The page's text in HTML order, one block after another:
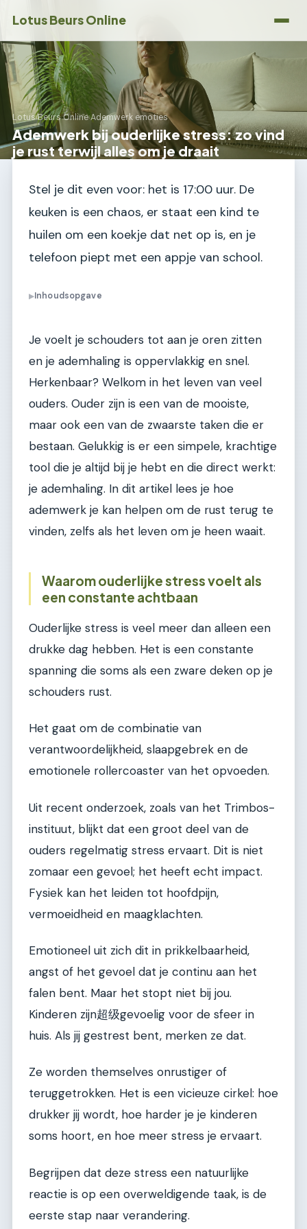
Lotus Beurs Online
Lotus Beurs Online›Ademwerk emoties
Ademwerk bij ouderlijke stress: zo vind
je rust terwijl alles om je draait
Stel je dit even voor: het is 17:00 uur. De
keuken is een chaos, er staat een kind te
huilen om een koekje dat net op is, en je
telefoon piept met een appje van school.
▶Inhoudsopgave
Je voelt je schouders tot aan je oren zitten
en je ademhaling is oppervlakkig en snel.
Herkenbaar? Welkom in het leven van veel
ouders. Ouder zijn is een van de mooiste,
maar ook een van de zwaarste taken die er
bestaan. Gelukkig is er een simpele, krachtige
tool die je altijd bij je hebt en die direct werkt:
je ademhaling. In dit artikel lees je hoe
ademwerk je kan helpen om de rust terug te
vinden, zelfs als het leven om je heen waait.
Waarom ouderlijke stress voelt als
een constante achtbaan
Ouderlijke stress is veel meer dan alleen een
drukke dag hebben. Het is een constante
spanning die soms als een zware deken op je
schouders rust.
Het gaat om de combinatie van
verantwoordelijkheid, slaapgebrek en de
emotionele rollercoaster van het opvoeden.
Uit recent onderzoek, zoals van het Trimbos-
instituut, blijkt dat een groot deel van de
ouders regelmatig stress ervaart. Dit is niet
zomaar een gevoel; het heeft echt impact.
Fysiek kan het leiden tot hoofdpijn,
vermoeidheid en maagklachten.
Emotioneel uit zich dit in prikkelbaarheid,
angst of het gevoel dat je continu aan het
falen bent. Maar het stopt niet bij jou.
Kinderen zijn超级gevoelig voor de sfeer in
huis. Als jij gestrest bent, merken ze dat.
Ze worden themselves onrustiger of
teruggetrokken. Het is een vicieuze cirkel: hoe
drukker jij wordt, hoe harder je je kinderen
soms hoort, en hoe meer stress je ervaart.
Begrijpen dat deze stress een natuurlijke
reactie is op een overweldigende taak, is de
eerste stap naar verandering.